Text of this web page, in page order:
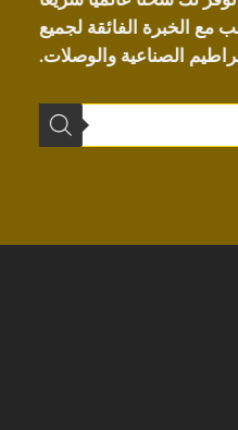
مع الخبرة الفائقة لجميع
الصناعية والوصلات.